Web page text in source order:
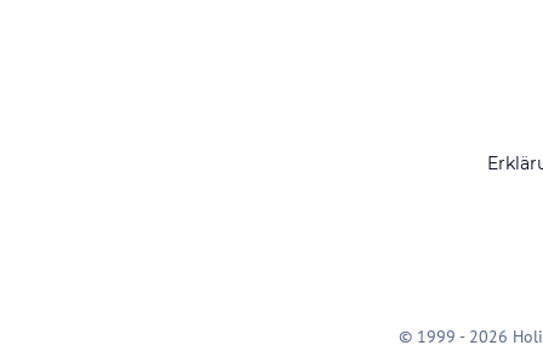
© 1999 - 2026